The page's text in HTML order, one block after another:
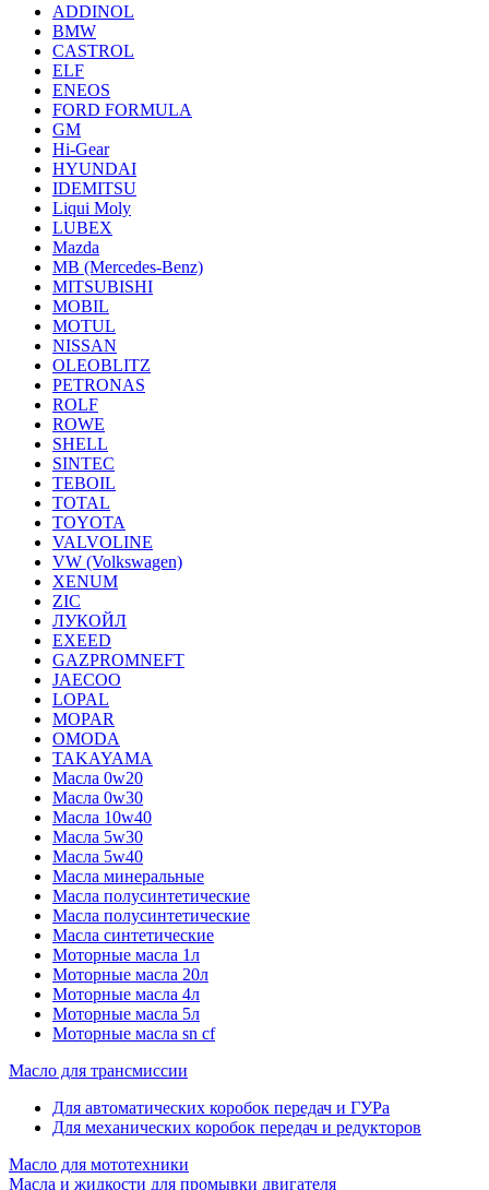
ADDINOL
BMW
CASTROL
ELF
ENEOS
FORD FORMULA
GM
Hi-Gear
HYUNDAI
IDEMITSU
Liqui Moly
LUBEX
Mazda
MB (Mercedes-Вenz)
MITSUBISHI
MOBIL
MOTUL
NISSAN
OLEOBLITZ
PETRONAS
ROLF
ROWE
SHELL
SINTEC
TEBOIL
TOTAL
TOYOTA
VALVOLINE
VW (Volkswagen)
XENUM
ZIC
ЛУКОЙЛ
EXEED
GAZPROMNEFT
JAECOO
LOPAL
MOPAR
OMODA
TAKAYAMA
Масла 0w20
Масла 0w30
Масла 10w40
Масла 5w30
Масла 5w40
Масла минеральные
Масла полусинтетические
Масла полусинтетические
Масла синтетические
Моторные масла 1л
Моторные масла 20л
Моторные масла 4л
Моторные масла 5л
Моторные масла sn cf
Масло для трансмиссии
Для автоматических коробок передач и ГУРа
Для механических коробок передач и редукторов
Масло для мототехники
Масла и жидкости для промывки двигателя